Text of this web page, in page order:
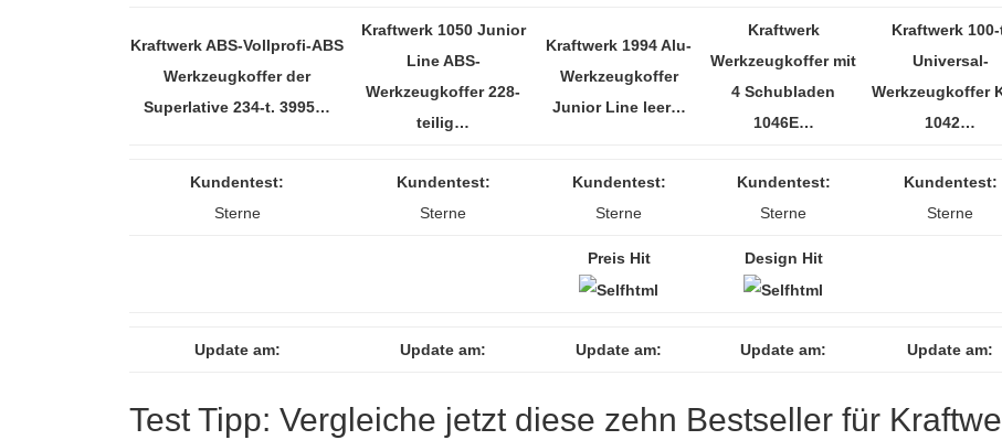
Kraftwerk ABS-Vollprofi-ABS
Werkzeugkoffer der
Superlative 234-t. 3995…
Kraftwerk 1050 Junior
Line ABS-
Werkzeugkoffer 228-
teilig…
Kraftwerk 1994 Alu-
Werkzeugkoffer
Junior Line leer…
Kraftwerk
Werkzeugkoffer mit
4 Schubladen
1046E…
Kraftwerk
Universal-
Werkzeugkoffer
1042…
Kundentest:
Sterne
Kundentest:
Sterne
Kundentest:
Sterne
Kundentest:
Sterne
Kundentest:
Sterne
Preis Hit Design Hit
Update am: Update am: Update am: Update am: Update am:
Test Tipp: Vergleiche jetzt diese zehn Bestseller für